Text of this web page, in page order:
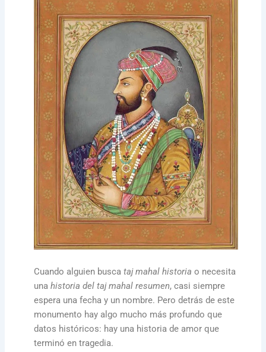
Cuando alguien buscataj mahal historia o necesita
unahistoria del taj mahal resumen, casi siempre
espera una fecha y un nombre. Pero detrás de este
monumento hay algo mucho más profundo que
datos históricos: hay una historia de amor que
terminó en tragedia.